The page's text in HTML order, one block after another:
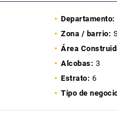
Departamento:
Zona / barrio:
Área
Alcobas: 3
Estrato: 6
Tipo de